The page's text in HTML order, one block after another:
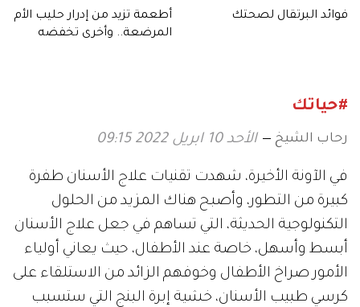
فوائد البرتقال لصحتك
أطعمة تزيد من إدرار حليب الأم
المرضعة.. وأخرى تخفضه
#حياتك
رحاب الشيخ الأحد 10 ابريل 2022 09:15
في الآونة الأخيرة، شهدت تقنيات علاج الأسنان طفرة
كبيرة من التطور، وأصبح هناك المزيد من الحلول
التكنولوجية الحديثة، التي تساهم في جعل علاج الأسنان
أبسط وأسهل، خاصة عند الأطفال، حيث يعاني أولياء
الأمور صراخ الأطفال وخوفهم الزائد من الاستلقاء على
كرسي طبيب الأسنان، خشية إبرة البنج التي ستسبب